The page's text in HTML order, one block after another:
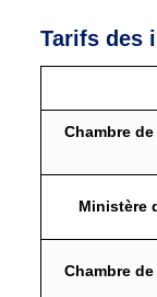
Tarifs des
Chambre
Ministère
Chambre